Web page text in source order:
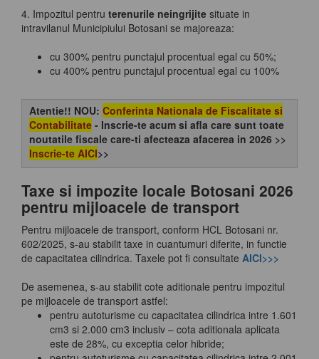
4. Impozitul pentru terenurile neingrijite situate in
intravilanul Municipiului Botosani se majoreaza:
cu 300% pentru punctajul procentual egal cu 50%;
cu 400% pentru punctajul procentual egal cu 100%
Atentie!! NOU: Conferinta Nationala de Fiscalitate si
Contabilitate - Inscrie-te acum si afla care sunt toate
noutatile fiscale care-ti afecteaza afacerea in 2026 >>
Inscrie-te AICI>>
Taxe si impozite locale Botosani 2026
pentru mijloacele de transport
Pentru mijloacele de transport, conform HCL Botosani nr.
602/2025, s-au stabilit taxe in cuantumuri diferite, in functie
de capacitatea cilindrica. Taxele pot fi consultate AICI>>>
De asemenea, s-au stabilit cote aditionale pentru impozitul
pe mijloacele de transport astfel:
pentru autoturisme cu capacitatea cilindrica intre 1.601
cm3 si 2.000 cm3 inclusiv – cota aditionala aplicata
este de 28%, cu exceptia celor hibride;